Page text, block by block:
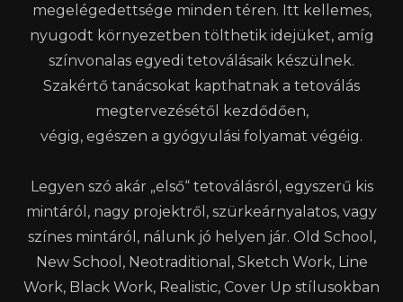
megelégedettsége minden téren. Itt kellemes,
nyugodt környezetben tölthetik idejüket, amíg
színvonalas egyedi tetoválásaik készülnek.
Szakértő tanácsokat kapthatnak a tetoválás
megtervezésétől kezdődően,
végig, egészen a gyógyulási folyamat végéig.
Legyen szó akár „első“ tetoválásról, egyszerű kis
mintáról, nagy projektről, szürkeárnyalatos, vagy
színes mintáról, nálunk jó helyen jár. Old School,
New School, Neotraditional, Sketch Work, Line
Work, Black Work, Realistic, Cover Up stílusokban